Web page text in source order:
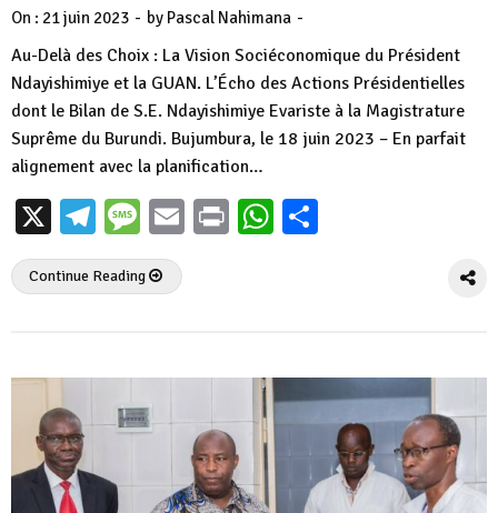
On : 21 juin 2023 - by Pascal Nahimana -
Au-Delà des Choix : La Vision Sociéconomique du Président
Ndayishimiye et la GUAN. L’Écho des Actions Présidentielles
dont le Bilan de S.E. Ndayishimiye Evariste à la Magistrature
Suprême du Burundi. Bujumbura, le 18 juin 2023 – En parfait
alignement avec la planification…
X Telegram
Message
EmailPrintWhatsApp
Continue Reading